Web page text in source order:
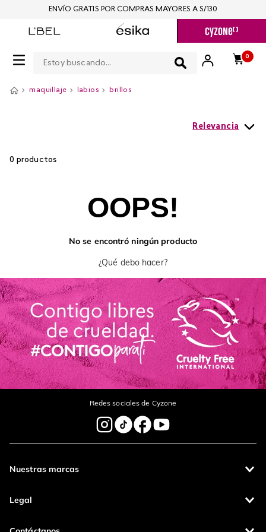
0
ENVÍO GRATIS POR COMPRAS MAYORES A S/130
maquillaje labios brillos
Relevancia
0 productos
OOPS!
No se encontró ningún producto
¿Qué debo hacer?
Redes sociales de Cyzone
Nuestras marcas
Legal